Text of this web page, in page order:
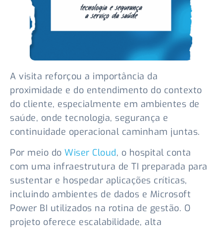
A visita reforçou a importância da
proximidade e do entendimento do contexto
do cliente, especialmente em ambientes de
saúde, onde tecnologia, segurança e
continuidade operacional caminham juntas.
Por meio do Wiser Cloud, o hospital conta
com uma infraestrutura de TI preparada para
sustentar e hospedar aplicações críticas,
incluindo ambientes de dados e Microsoft
Power BI utilizados na rotina de gestão. O
projeto oferece escalabilidade, alta